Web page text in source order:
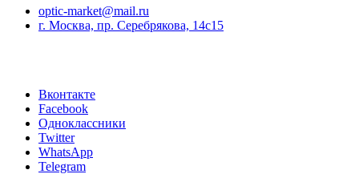
optic-market@mail.ru
г. Москва, пр. Серебрякова, 14с15
Вконтакте
Facebook
Одноклассники
Twitter
WhatsApp
Telegram